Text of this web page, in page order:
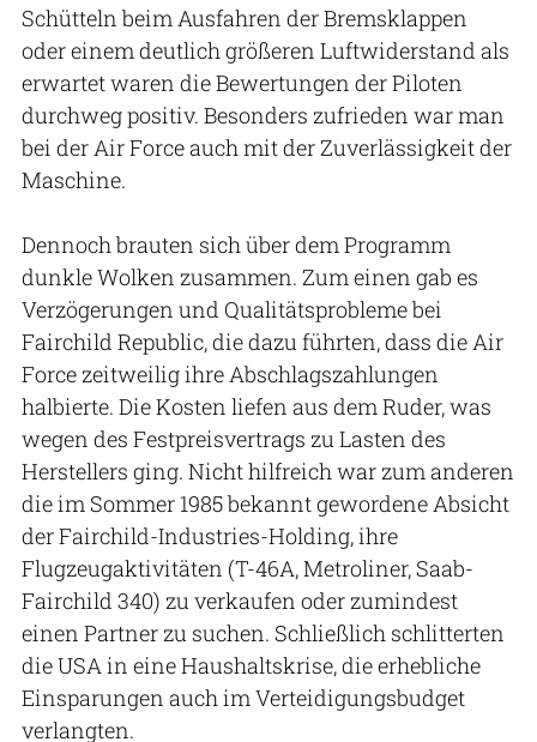
Schütteln beim Ausfahren der Bremsklappen
oder einem deutlich größeren Luftwiderstand als
erwartet waren die Bewertungen der Piloten
durchweg positiv. Besonders zufrieden war man
bei der Air Force auch mit der Zuverlässigkeit der
Maschine.
Dennoch brauten sich über dem Programm
dunkle Wolken zusammen. Zum einen gab es
Verzögerungen und Qualitätsprobleme bei
Fairchild Republic, die dazu führten, dass die Air
Force zeitweilig ihre Abschlagszahlungen
halbierte. Die Kosten liefen aus dem Ruder, was
wegen des Festpreisvertrags zu Lasten des
Herstellers ging. Nicht hilfreich war zum anderen
die im Sommer 1985 bekannt gewordene Absicht
der Fairchild-Industries-Holding, ihre
Flugzeugaktivitäten (T-46A, Metroliner, Saab-
Fairchild 340) zu verkaufen oder zumindest
einen Partner zu suchen. Schließlich schlitterten
die USA in eine Haushaltskrise, die erhebliche
Einsparungen auch im Verteidigungsbudget
verlangten.